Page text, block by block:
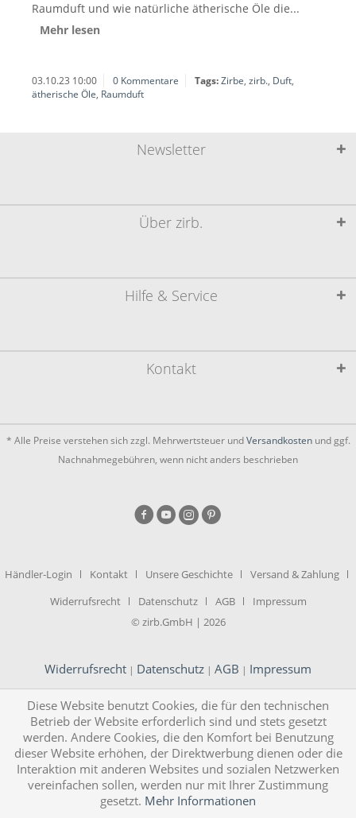
Raumduft und wie natürliche ätherische Öle die...
Mehr lesen
03.10.23 10:00 0 Kommentare Tags:Zirbe, zirb., Duft,
ätherische Öle, Raumduft
Kontakt
Hilfe & Service
Über zirb.
Newsletter
* Alle Preise verstehen sich zzgl. Mehrwertsteuer undVersandkostenund ggf.
Nachnahmegebühren, wenn nicht anders beschrieben
Händler-Login Kontakt Unsere Geschichte
Versand & Zahlung
Widerrufsrecht
Datenschutz AGB
Impressum
© zirb.GmbH | 2026
Widerrufsrecht | Datenschutz | AGB | Impressum
Diese Website benutzt Cookies, die für den technischen
Betrieb der Website erforderlich sind und stets gesetzt
werden. Andere Cookies, die den Komfort bei Benutzung
dieser Website erhöhen, der Direktwerbung dienen oder die
Interaktion mit anderen Websites und sozialen Netzwerken
vereinfachen sollen, werden nur mit Ihrer Zustimmung
gesetzt. Mehr Informationen